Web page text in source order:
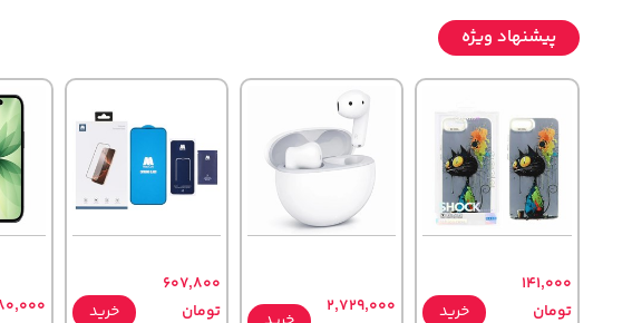
پیشنهاد ویژه
141,000
تومان
خرید
2,729,000
607,800
تومان
خرید